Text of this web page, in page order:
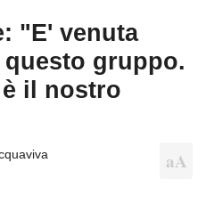
"E' venuta
gruppo.
il nostro